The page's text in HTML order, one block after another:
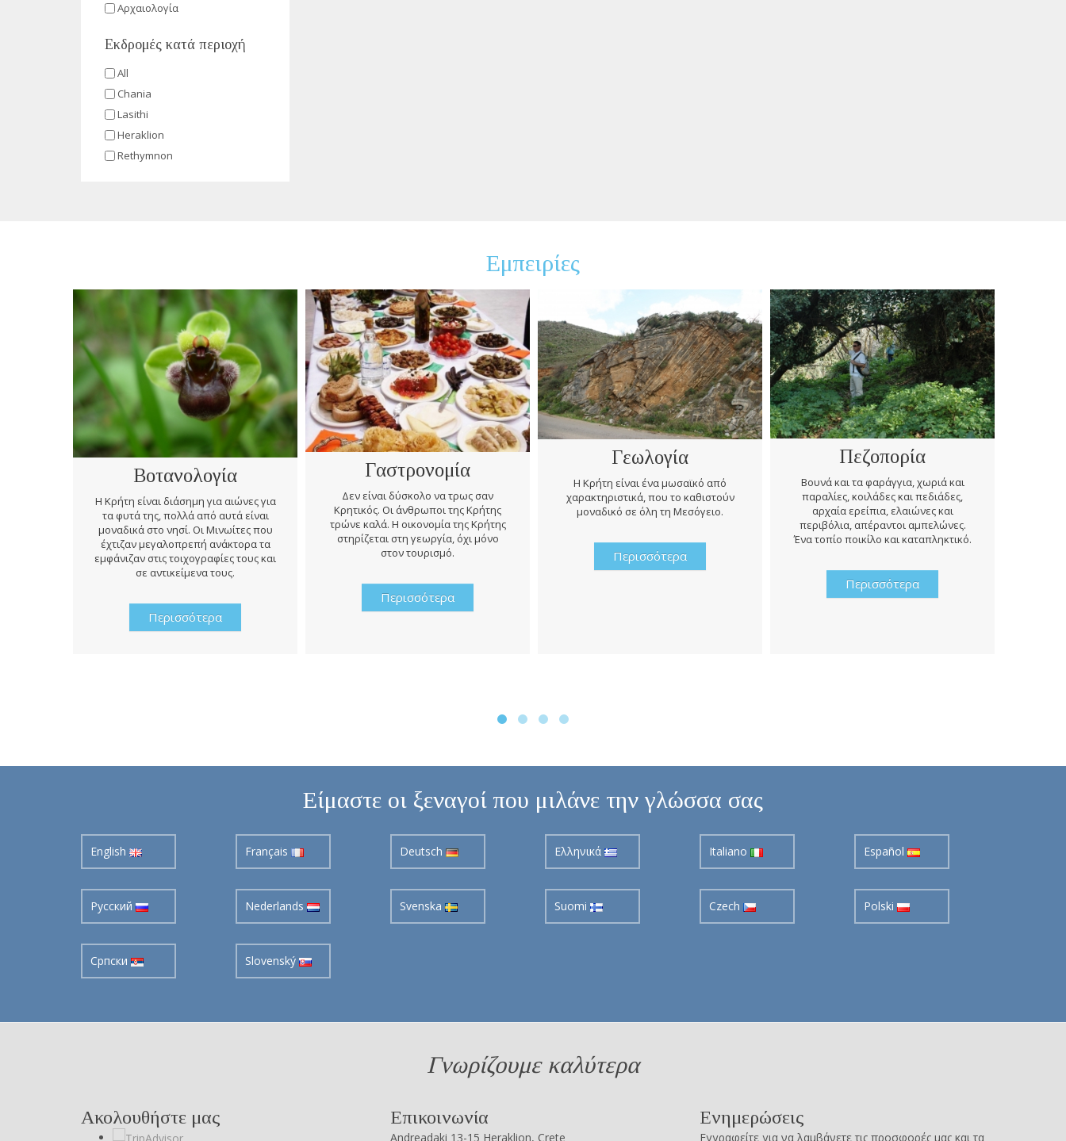
Αρχαιολογία
Εκδρομές κατά περιοχή
All
Chania
Lasithi
Heraklion
Rethymnon
Εμπειρίες
Βοτανολογία
Η Κρήτη είναι διάσημη για αιώνες για
τα φυτά της, πολλά από αυτά είναι
μοναδικά στο νησί. Οι Μινωίτες που
έχτιζαν μεγαλοπρεπή ανάκτορα τα
εμφάνιζαν στις τοιχογραφίες τους και
σε αντικείμενα τους.
Περισσότερα
Γαστρονομία
Δεν είναι δύσκολο να τρως σαν
Κρητικός. Οι άνθρωποι της Κρήτης
τρώνε καλά. Η οικονομία της Κρήτης
στηρίζεται στη γεωργία, όχι μόνο
στον τουρισμό.
Περισσότερα
Γεωλογία
Η Κρήτη είναι ένα μωσαϊκό από
χαρακτηριστικά, που το καθιστούν
μοναδικό σε όλη τη Μεσόγειο.
Περισσότερα
Πεζοπορία
Βουνά και τα φαράγγια, χωριά και
παραλίες, κοιλάδες και πεδιάδες,
αρχαία ερείπια, ελαιώνες και
περιβόλια, απέραντοι αμπελώνες.
Ένα τοπίο ποικίλο και καταπληκτικό.
Περισσότερα
Είμαστε οι ξεναγοί που μιλάνε την γλώσσα σας
English Français Deutsch Ελληνικά Italiano Español
Pусский Nederlands Svenska Suomi Czech Polski
Cрпски Slovenský
Γνωρίζουμε καλύτερα
Ακολουθήστε μας Επικοινωνία
Andreadaki 13-15 Heraklion, Crete
Ενημερώσεις
Εγγραφείτε για να λαμβάνετε τις προσφορές μας και τα